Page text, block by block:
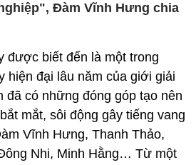
Đàm Vĩnh Hưng chia
được biết đến là một trong
hiện đại lâu năm của giới giải
đã có những đóng góp tạo nên
mắt, sôi động gây tiếng vang
Vĩnh Hưng, Thanh Thảo,
Nhi, Minh Hằng… Từ một